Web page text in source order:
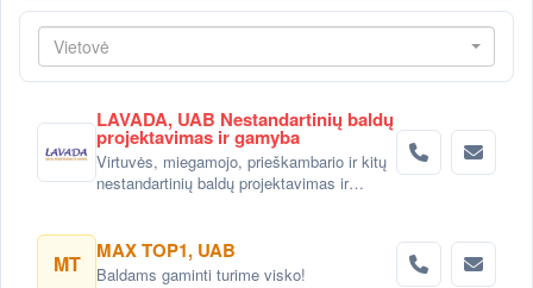
Vietovė
LAVADA, UAB Nestandartinių baldų
projektavimas ir gamyba
Virtuvės, miegamojo, prieškambario ir kitų
nestandartinių baldų projektavimas ir
MT MAX TOP1, UAB
Baldams gaminti turime visko!